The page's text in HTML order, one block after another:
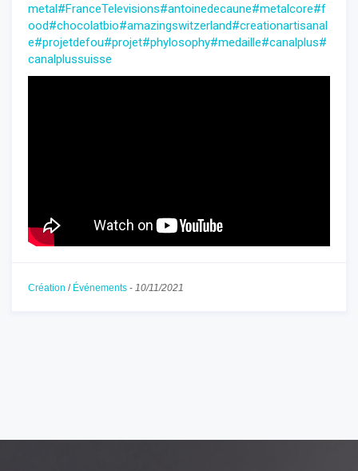
metal#FranceTelevisions#antoinedecaune#metalcore#f
ood#chocolatbio#amazingswitzerland#creationartisanal
e#projetdefou#projet#phylosophy#medaille#canalplus#
canalplussuisse
Création / Événements - 10/11/2021